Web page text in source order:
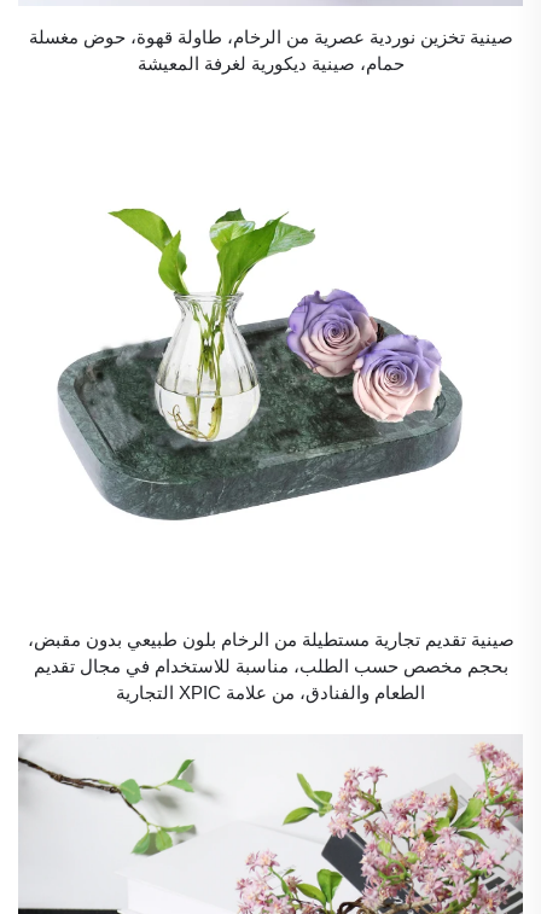
صينية تخزين نوردية عصرية من الرخام، طاولة قهوة، حوض مغسلة
حمام، صينية ديكورية لغرفة المعيشة
صينية تقديم تجارية مستطيلة من الرخام بلون طبيعي بدون مقبض،
بحجم مخصص حسب الطلب، مناسبة للاستخدام في مجال تقديم
الطعام والفنادق، من علامة XPIC التجارية